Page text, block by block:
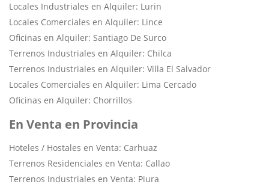
Locales Industriales en Alquiler: Lurin
Locales Comerciales en Alquiler: Lince
Oficinas en Alquiler: Santiago De Surco
Terrenos Industriales en Alquiler: Chilca
Terrenos Industriales en Alquiler: Villa El Salvador
Locales Comerciales en Alquiler: Lima Cercado
Oficinas en Alquiler: Chorrillos
En Venta en Provincia
Hoteles / Hostales en Venta: Carhuaz
Terrenos Residenciales en Venta: Callao
Terrenos Industriales en Venta: Piura